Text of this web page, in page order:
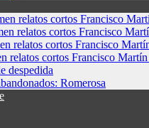
relatos cortos Francisco
relatos cortos Francisco
relatos cortos Francisco
relatos cortos Francisco
despedida
Romerosa